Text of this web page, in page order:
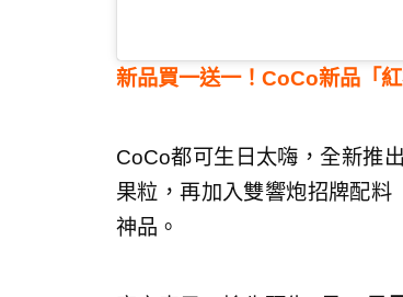
新品買一送一！CoCo新品「
CoCo都可生日太嗨，全新推
果粒，再加入雙響炮招牌配
神品。